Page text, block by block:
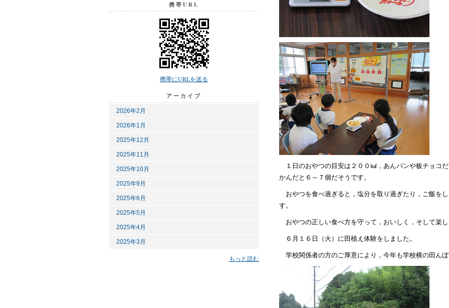
携帯URL
携帯にURLを送る
アーカイブ
2026年2月
2026年1月
2025年12月
2025年11月
2025年10月
2025年9月
2025年6月
2025年5月
2025年4月
2025年3月
もっと読む
１日のおやつの目安は２００㎉，あんパンや板チョコ
かんだと６～７個だそうです。
おやつを食べ過ぎると，塩分を取り過ぎたり，ご飯を
す。
おやつの正しい食べ方を守って，おいしく，そして楽
６月１６日（火）に田植え体験をしました。
学校関係者の方のご厚意により，今年も学校横の田ん